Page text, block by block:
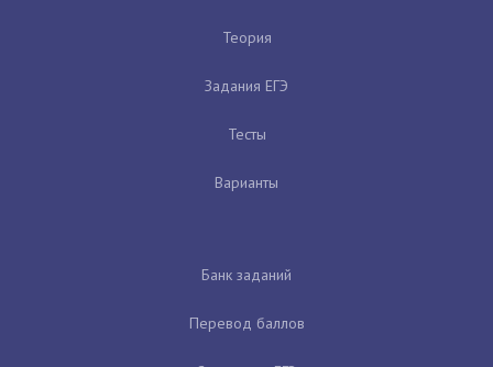
Теория
Задания ЕГЭ
Тесты
Варианты
Банк заданий
Перевод баллов